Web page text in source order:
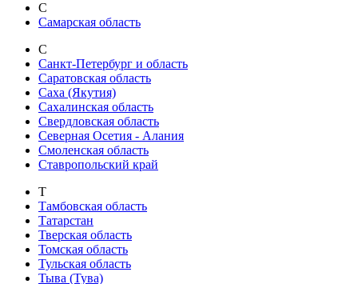
С
Самарская область
С
Санкт-Петербург и область
Саратовская область
Саха (Якутия)
Сахалинская область
Свердловская область
Северная Осетия - Алания
Смоленская область
Ставропольский край
Т
Тамбовская область
Татарстан
Тверская область
Томская область
Тульская область
Тыва (Тува)